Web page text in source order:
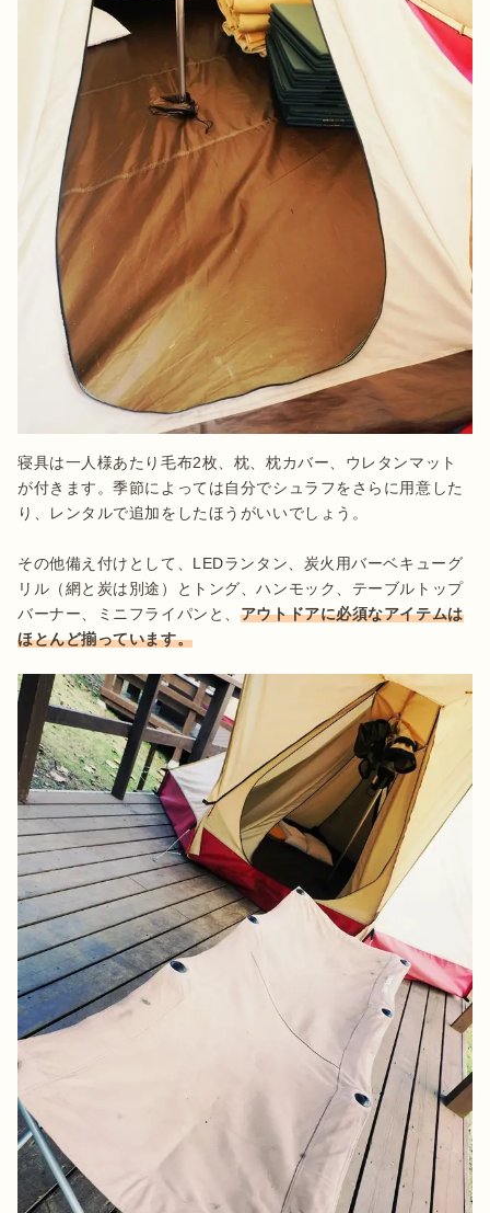
寝具は一人様あたり毛布2枚、枕、枕カバー、ウレタンマット
が付きます。季節によっては自分でシュラフをさらに用意した
り、レンタルで追加をしたほうがいいでしょう。
その他備え付けとして、LEDランタン、炭火用バーベキューグ
リル（網と炭は別途）とトング、ハンモック、テーブルトップ
バーナー、ミニフライパンと、 アウトドアに必須なアイテムは
ほとんど揃っています。